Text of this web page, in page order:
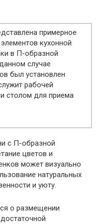
примерное
кухонной
в П-образной
случае
был установлен
рабочей
столом для приема
с П-образной
цветов и
может визуально
натуральных
и уюту.
о размещении